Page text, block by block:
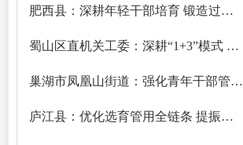
肥西县：深耕年轻干部培育 锻造过硬尖兵队伍
蜀山区直机关工委：深耕“1+3”模式 加强机关年轻干部教育培养
巢湖市凤凰山街道：强化青年干部管理 赋能队伍提质增效
庐江县：优化选育管用全链条 提振干事创业精气神